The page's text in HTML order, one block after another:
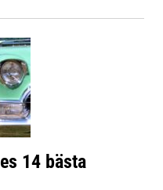
14 bästa